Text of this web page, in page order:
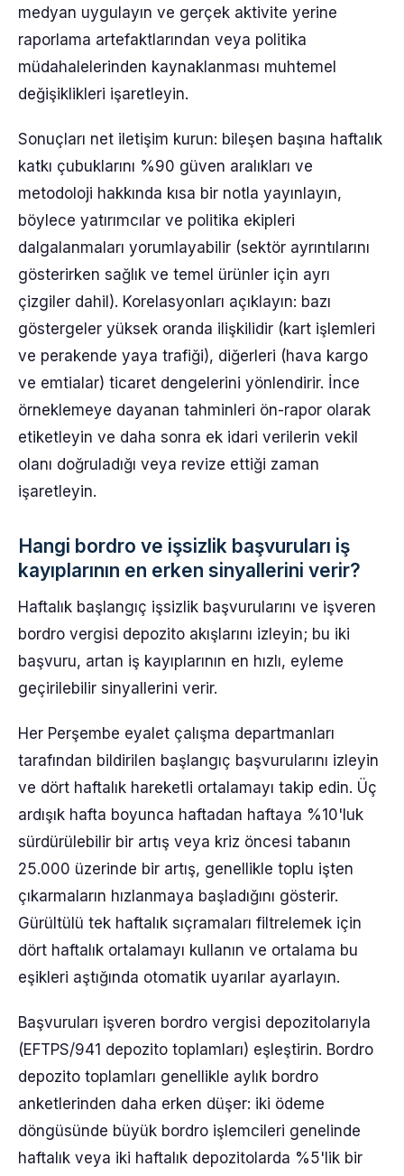
medyan uygulayın ve gerçek aktivite yerine
raporlama artefaktlarından veya politika
müdahalelerinden kaynaklanması muhtemel
değişiklikleri işaretleyin.
Sonuçları net iletişim kurun: bileşen başına haftalık
katkı çubuklarını %90 güven aralıkları ve
metodoloji hakkında kısa bir notla yayınlayın,
böylece yatırımcılar ve politika ekipleri
dalgalanmaları yorumlayabilir (sektör ayrıntılarını
gösterirken sağlık ve temel ürünler için ayrı
çizgiler dahil). Korelasyonları açıklayın: bazı
göstergeler yüksek oranda ilişkilidir (kart işlemleri
ve perakende yaya trafiği), diğerleri (hava kargo
ve emtialar) ticaret dengelerini yönlendirir. İnce
örneklemeye dayanan tahminleri ön-rapor olarak
etiketleyin ve daha sonra ek idari verilerin vekil
olanı doğruladığı veya revize ettiği zaman
işaretleyin.
Hangi bordro ve işsizlik başvuruları iş
kayıplarının en erken sinyallerini verir?
Haftalık başlangıç işsizlik başvurularını ve işveren
bordro vergisi depozito akışlarını izleyin; bu iki
başvuru, artan iş kayıplarının en hızlı, eyleme
geçirilebilir sinyallerini verir.
Her Perşembe eyalet çalışma departmanları
tarafından bildirilen başlangıç başvurularını izleyin
ve dört haftalık hareketli ortalamayı takip edin. Üç
ardışık hafta boyunca haftadan haftaya %10'luk
sürdürülebilir bir artış veya kriz öncesi tabanın
25.000 üzerinde bir artış, genellikle toplu işten
çıkarmaların hızlanmaya başladığını gösterir.
Gürültülü tek haftalık sıçramaları filtrelemek için
dört haftalık ortalamayı kullanın ve ortalama bu
eşikleri aştığında otomatik uyarılar ayarlayın.
Başvuruları işveren bordro vergisi depozitolarıyla
(EFTPS/941 depozito toplamları) eşleştirin. Bordro
depozito toplamları genellikle aylık bordro
anketlerinden daha erken düşer: iki ödeme
döngüsünde büyük bordro işlemcileri genelinde
haftalık veya iki haftalık depozitolarda %5'lik bir